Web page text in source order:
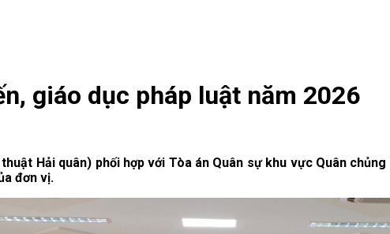
giáo dục pháp luật năm 2026
Hải quân) phối hợp với Tòa án Quân sự khu vực Quân
đơn vị.